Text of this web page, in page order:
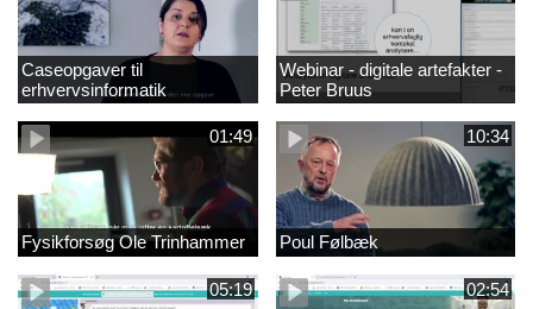
Caseopgaver til
erhvervsinformatik
Webinar - digitale artefakter -
Peter Bruus
01:49
Fysikforsøg Ole Trinhammer
10:34
Poul Følbæk
05:19 02:54